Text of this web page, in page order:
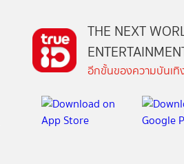
THE NEXT
อีกขั้นของความบันเทิ